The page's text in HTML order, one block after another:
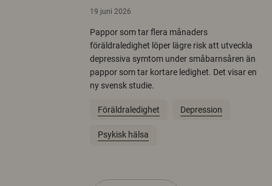
19 juni 2026
Pappor som tar flera månaders
föräldraledighet löper lägre risk att utveckla
depressiva symtom under småbarnsåren än
pappor som tar kortare ledighet. Det visar en
ny svensk studie.
Föräldraledighet Depression
Psykisk hälsa